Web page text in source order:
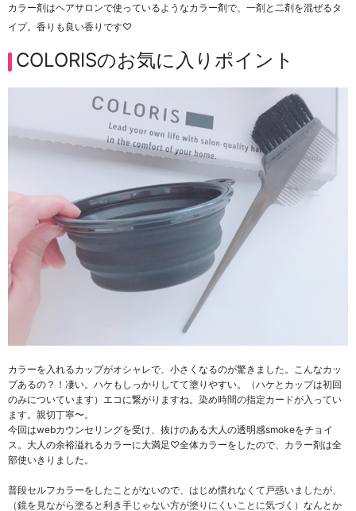
カラー剤はヘアサロンで使っているようなカラー剤で、一剤と二剤を混ぜるタ
イプ。香りも良い香りです♡
COLORISのお気に入りポイント
カラーを入れるカップがオシャレで、小さくなるのが驚きました。こんなカッ
プあるの？！凄い。ハケもしっかりしてて塗りやすい。（ハケとカップは初回
のみについています）エコに繋がりますね。 染め時間の指定カードが入ってい
ます。 親切丁寧〜。
今回はwebカウンセリングを受け、抜けのある大人の透明感smokeをチョイ
ス。大人の余裕溢れるカラーに大満足♡全体カラーをしたので、カラー剤は全
部使いきりました。
普段セルフカラーをしたことがないので、 はじめ慣れなくて戸惑いましたが、
（鏡を見ながら塗ると利き手じゃない方が塗りにくいことに気づく） なんとか